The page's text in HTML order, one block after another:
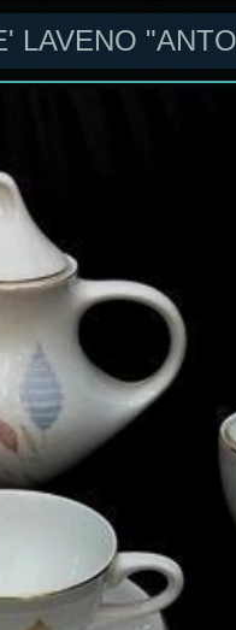
LAVENO